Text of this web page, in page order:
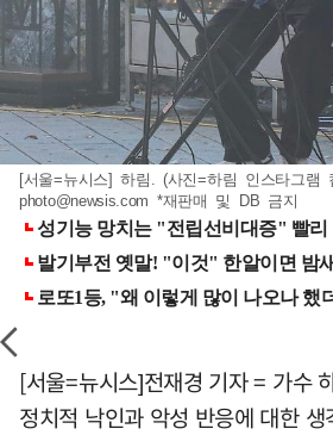
[서울=뉴시스] 하림. (사진=하림 인스타그램
photo@newsis.com *재판매 및 DB 금지
[서울=뉴시스]전재경 기자 = 가수
정치적 낙인과 악성 반응에 대한